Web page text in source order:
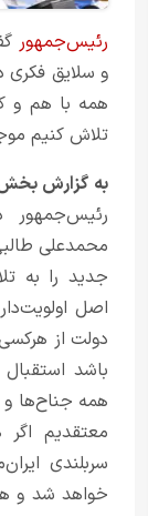
رئیس‌جمهور
و سلایق فکری
همه با هم و
تلاش کنیم
به گزارش
محمدعلی
جدید را به
اصل
دولت از
باشد
همه جناح‌ها و
معتقدیم
سربلندی
خواهد شد و